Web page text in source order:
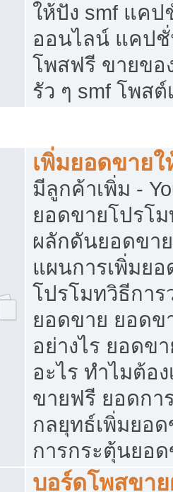
ให้ปัง smf แค
ออนไลน์ แคป
โพสฟรี ขายขอ
รัว ๆ smf โพส
เพิ่มยอดขายใ
มีลูกค้าเพิ่ม -
ยอดขายโปรโ
ผลักดันยอดขา
แผนการเพิ่มย
โปรโมทวิธีการ
ยอดขาย ยอดข
อย่างไร ยอดข
อะไร ทำไมต้อ
ขายฟรี ยอดกา
กลยุทธ์เพิ่มยอ
การกระตุ้นยอ
บอร์ดโพสขา